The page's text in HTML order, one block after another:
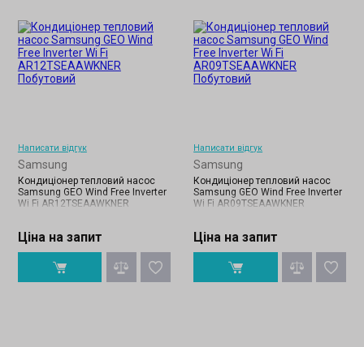
Написати відгук
Samsung
Кондиціонер тепловий насос
Samsung GEO Wind Free Inverter
Wi Fi AR12TSEAAWKNER
Ціна на запит
Написати відгук
Samsung
Кондиціонер тепловий насос
Samsung GEO Wind Free Inverter
Wi Fi AR09TSEAAWKNER
Ціна на запит